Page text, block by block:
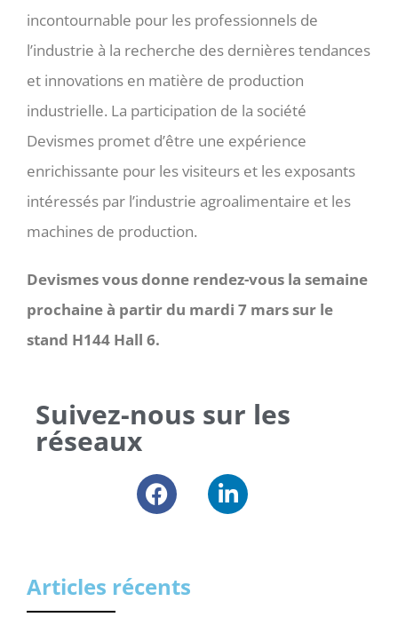
incontournable pour les professionnels de
l’industrie à la recherche des dernières tendances
et innovations en matière de production
industrielle. La participation de la société
Devismes promet d’être une expérience
enrichissante pour les visiteurs et les exposants
intéressés par l’industrie agroalimentaire et les
machines de production.
Devismes vous donne rendez-vous la semaine
prochaine à partir du mardi 7 mars sur le
stand H144 Hall 6.
Suivez-nous sur les
réseaux
Articles récents